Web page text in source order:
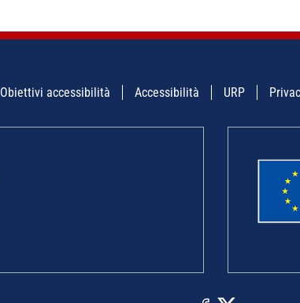
Obiettivi accessibilità Accessibilità URP